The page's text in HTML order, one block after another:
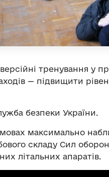
тренування у
— підвищити
безпеки України.
максимально
складу Сил
літальних апаратів.